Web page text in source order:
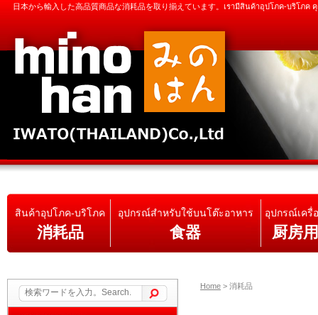
日本から輸入した高品質商品な消耗品を取り揃えています。เรามีสินค้าอุปโภค-บริโภ
สินค้าอุปโภค-บริโภค
消耗品
อุปกรณ์สำหรับใช้บนโต๊ะอาหาร
食器
อุปกรณ์เครื่
厨房
Home > 消耗品